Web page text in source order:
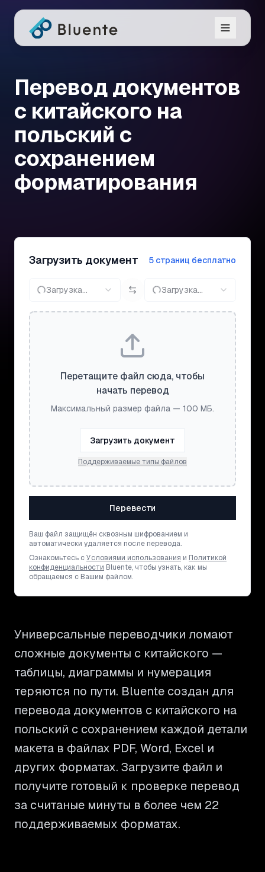
Перевод документов
с китайского на
польский с
сохранением
форматирования
Загрузить документ 5 страниц бесплатно
Загрузка... Загрузка...
Перетащите файл сюда, чтобы
начать перевод
Максимальный размер файла — 100 МБ.
Загрузить документ
Поддерживаемые типы файлов
Перевести
Ваш файл защищён сквозным шифрованием и
автоматически удаляется после перевода.
Ознакомьтесь сУсловиями использования и Политикой
конфиденциальности Bluente, чтобы узнать, как мы
обращаемся с Вашим файлом.
Универсальные переводчики ломают
сложные документы с китайского —
таблицы, диаграммы и нумерация
теряются по пути. Bluente создан для
перевода документов с китайского на
польский с сохранением каждой детали
макета в файлах PDF, Word, Excel и
других форматах. Загрузите файл и
получите готовый к проверке перевод
за считаные минуты в более чем 22
поддерживаемых форматах.